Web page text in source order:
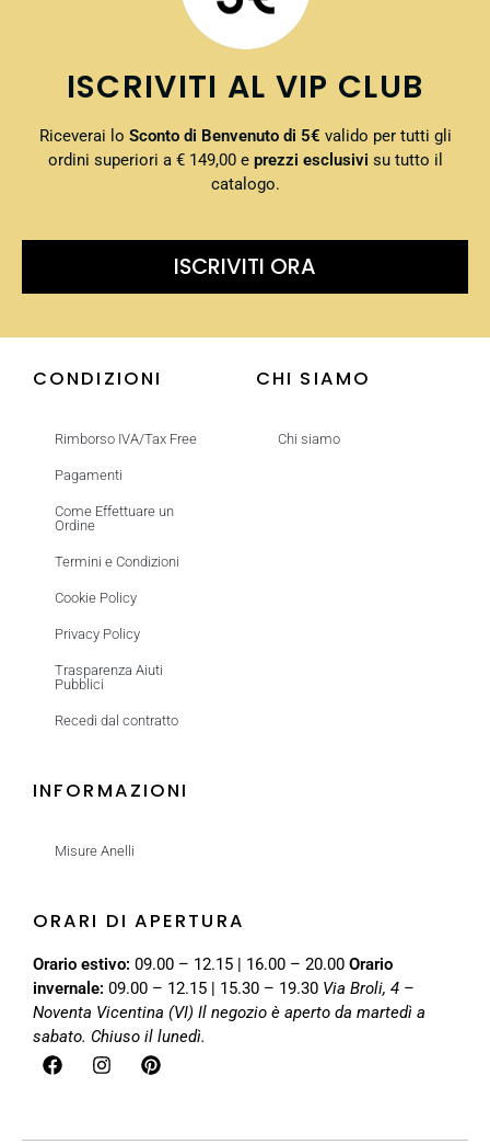
ISCRIVITI AL VIP CLUB
Riceverai lo Sconto di Benvenuto di 5€ valido per tutti gli
ordini superiori a € 149,00 e prezzi esclusivi su tutto il
catalogo.
ISCRIVITI ORA
CONDIZIONI
Rimborso IVA/Tax Free
Pagamenti
Come Effettuare un
Ordine
Termini e Condizioni
Cookie Policy
Privacy Policy
Trasparenza Aiuti
Pubblici
Recedi dal contratto
CHI SIAMO
Chi siamo
INFORMAZIONI
Misure Anelli
ORARI DI APERTURA
Orario estivo: 09.00 – 12.15 | 16.00 – 20.00 Orario
invernale: 09.00 – 12.15 | 15.30 – 19.30 Via Broli, 4 –
Noventa Vicentina (VI) Il negozio è aperto da martedì a
sabato. Chiuso il lunedì.